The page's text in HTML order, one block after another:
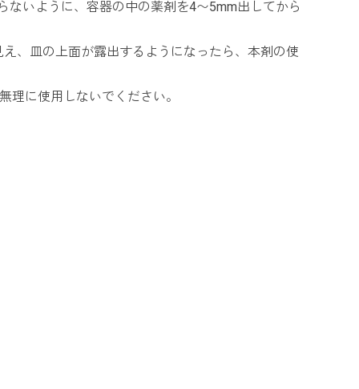
ないように、容器の中の薬剤を4〜5mm出してから
、皿の上面が露出するようになったら、本剤の使
理に使用しないでください。